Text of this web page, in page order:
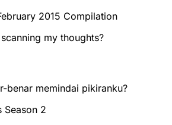
2015 Compilation
my thoughts?
benar memindai pikiranku?
Season 2